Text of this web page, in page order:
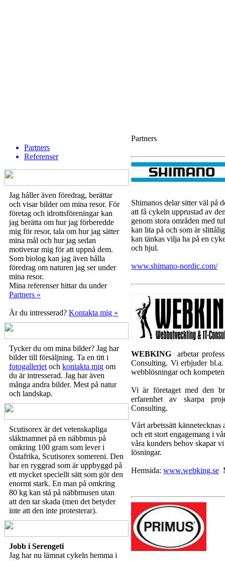
Partners
Referenser
Jag håller även föredrag, berättar
och visar bilder om mina resor. För
företag och idrottsföreningar kan
jag berätta om hur jag förberedde
mig för resor, tala om hur jag sätter
mina mål och hur jag sedan
motiverar mig för att uppnå dem.
Som biolog kan jag även hålla
föredrag om naturen jag ser under
mina resor.
Mina referenser hittar du under
Partners »
Är du intresserad? Kontakta mig »
Tycker du om mina bilder? Jag har
bilder till försäljning. Ta en titt i
fotogalleriet och kontakta mig om
du är intresserad. Jag har även
många andra bilder. Mest på natur
och landskap.
Scutisorex är det vetenskapliga
släktnamnet på en näbbmus på
omkring 100 gram som lever i
Östafrika, Scutisorex somereni. Den
har en ryggrad som är uppbyggd på
ett mycket speciellt sätt som gör den
enormt stark. En man på omkring
80 kg kan stå på näbbmusen utan
att den tar skada (men det betyder
inte att den inte protesterar).
Jobb i Serengeti
Jag har nu lämnat cykeln hemma i
Partners
Shimanos delar sitter väl på
att få cykeln upprustad av
genom stora områden med
kan lita på och som är
kan tänkas vilja ha på en
och hjul.
www.shimano-nordic.com/
WEBKING
arbetar
Consulting. Vi erbjuder bl.a.
webblösningar och
Vi är företaget med den
erfarenhet av skarpa
Consulting.
Vårt arbetssätt
och ett stort engagemang i
våra kunders behov skapar
lösningar.
Hemsida: www.webking.se